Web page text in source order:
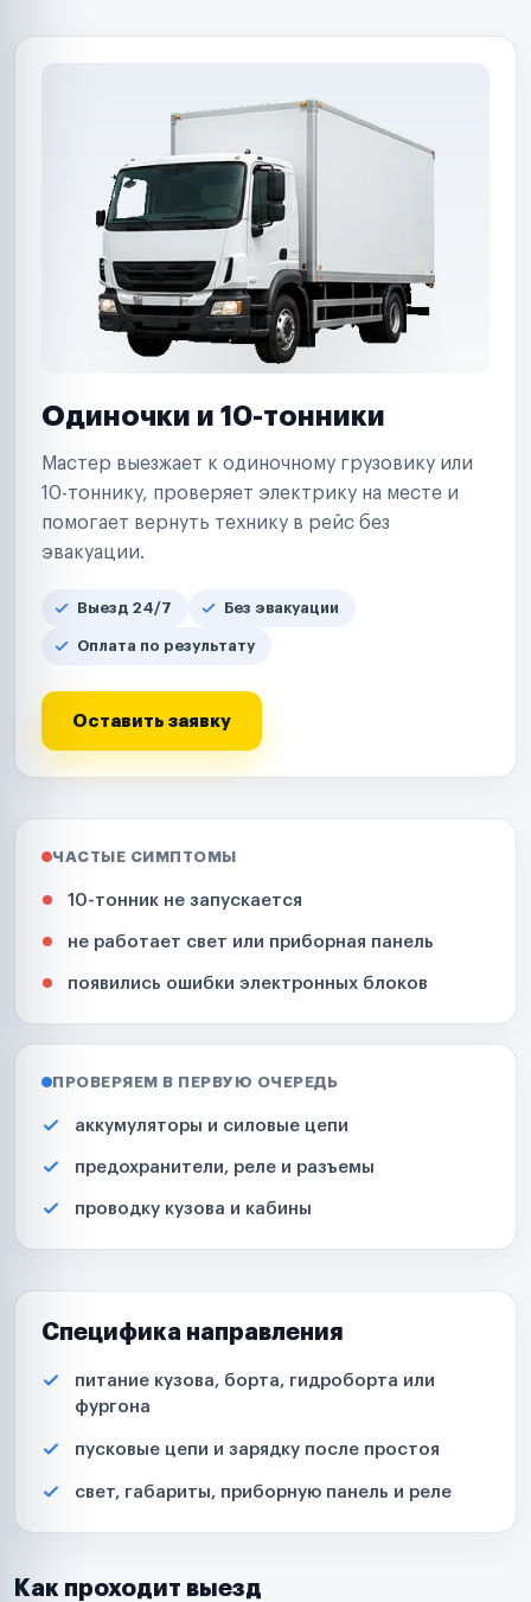
Одиночки и 10-тонники
Мастер выезжает к одиночному грузовику или
10-тоннику, проверяет электрику на месте и
помогает вернуть технику в рейс без
эвакуации.
Выезд 24/7 Без эвакуации
Оплата по результату
Оставить заявку
ЧАСТЫЕ СИМПТОМЫ
10-тонник не запускается
не работает свет или приборная панель
появились ошибки электронных блоков
ПРОВЕРЯЕМ В ПЕРВУЮ ОЧЕРЕДЬ
аккумуляторы и силовые цепи
предохранители, реле и разъемы
проводку кузова и кабины
Специфика направления
питание кузова, борта, гидроборта или
фургона
пусковые цепи и зарядку после простоя
свет, габариты, приборную панель и реле
Как проходит выезд